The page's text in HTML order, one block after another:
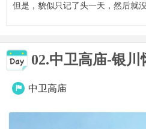
但是，貌似只记了头一天，然后就
02.中卫高庙-银川
 中卫高庙